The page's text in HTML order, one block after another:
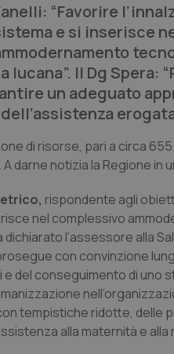
“Favorire
e si inserisce
Il Dg Spera:
un adeguato
di risorse, pari a circa
darne notizia la Regione in
rispondente agli
nel complessivo
l’assessore alla
con convinzione
del conseguimento di uno
tempistiche ridotte, delle
alla maternità e alla